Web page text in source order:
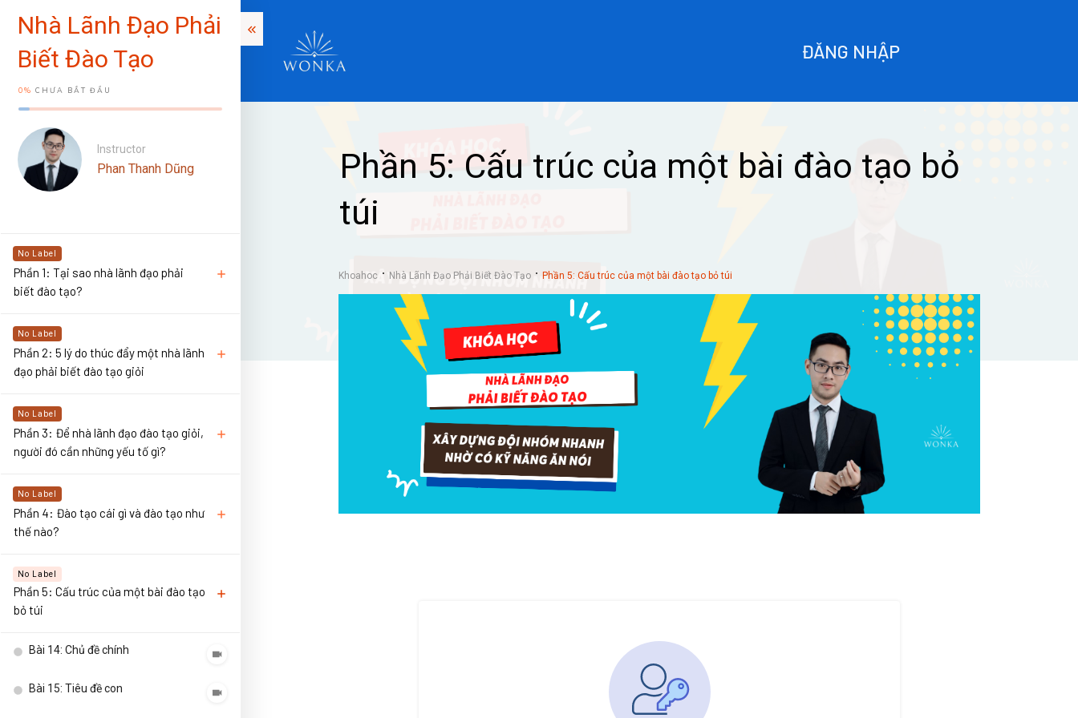
ĐĂNG NHẬP
Phần 5: Cấu trúc của một bài đào tạo bỏ
túi
Khoahoc Nhà Lãnh Đạo Phải Biết Đào Tạo Phần 5: Cấu trúc của một bài đào tạo bỏ túi
Nhà Lãnh Đạo Phải
Biết Đào Tạo
0% CHƯA BẮT ĐẦU
Instructor
Phan Thanh Dũng
No Label
Phần 1: Tại sao nhà lãnh đạo phải
biết đào tạo?
No Label
Phần 2: 5 lý do thúc đẩy một nhà lãnh
đạo phải biết đào tạo giỏi
No Label
Phần 3: Để nhà lãnh đạo đào tạo giỏi,
người đó cần những yếu tố gì?
No Label
Phần 4: Đào tạo cái gì và đào tạo như
thế nào?
No Label
Phần 5: Cấu trúc của một bài đào tạo
bỏ túi
Bài 14: Chủ đề chính
Bài 15: Tiêu đề con